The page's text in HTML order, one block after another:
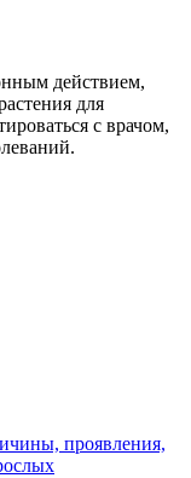
действием,
для
с врачом,
проявления,